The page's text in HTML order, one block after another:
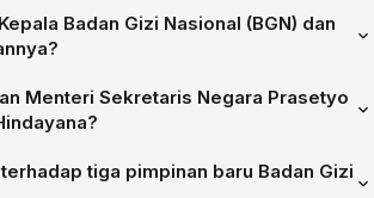
Badan Gizi Nasional (BGN) dan
Dadan Hindayana dari posisi Kepala Badan
adalah wakilnya, Nanik S. Deyang,
pimpinan BGN.
Menteri Sekretaris Negara Prasetyo
Dadan didasarkan pada hasil
operasional BGN. Terdapat catatan
tiga pimpinan baru Badan Gizi